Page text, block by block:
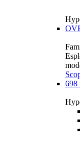
698